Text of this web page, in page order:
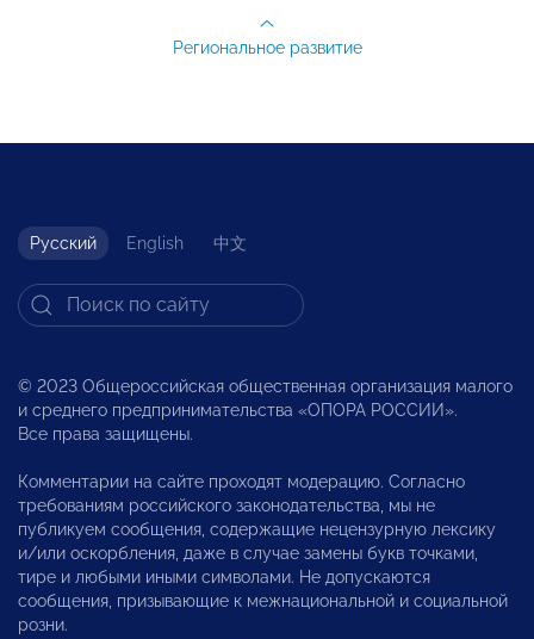
Региональное развитие
Русский English 中文
© 2023 Общероссийская общественная организация малого
и среднего предпринимательства «ОПОРА РОССИИ».
Все права защищены.
Комментарии на сайте проходят модерацию. Согласно
требованиям российского законодательства, мы не
публикуем сообщения, содержащие нецензурную лексику
и/или оскорбления, даже в случае замены букв точками,
тире и любыми иными символами. Не допускаются
сообщения, призывающие к межнациональной и социальной
розни.